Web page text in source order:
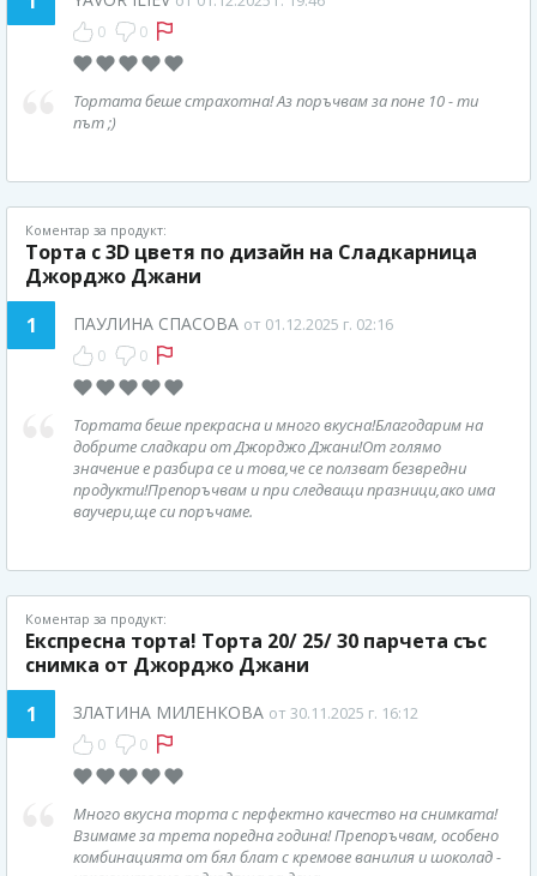
0 0
Тортата беше страхотна! Аз поръчвам за поне 10 - ти
път ;)
Коментар за продукт:
Торта с 3D цветя по дизайн на Сладкарница
Джорджо Джани
1
ПАУЛИНА СПАСОВА от 01.12.2025 г. 02:16
0 0
Тортата беше прекрасна и много вкусна!Благодарим на
добрите сладкари от Джорджо Джани!От голямо
значение е разбира се и това,че се ползват безвредни
продукти!Препоръчвам и при следващи празници,ако има
ваучери,ще си поръчаме.
Коментар за продукт:
Експресна торта! Торта 20/ 25/ 30 парчета със
снимка от Джорджо Джани
1
ЗЛАТИНА МИЛЕНКОВА от 30.11.2025 г. 16:12
0 0
Много вкусна торта с перфектно качество на снимката!
Взимаме за трета поредна година! Препоръчвам, особено
комбинацията от бял блат с кремове ванилия и шоколад -